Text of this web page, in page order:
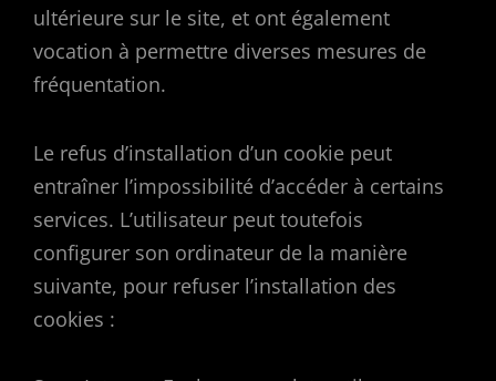
ultérieure sur le site, et ont également
vocation à permettre diverses mesures de
fréquentation.
Le refus d’installation d’un cookie peut
entraîner l’impossibilité d’accéder à certains
services. L’utilisateur peut toutefois
configurer son ordinateur de la manière
suivante, pour refuser l’installation des
cookies :